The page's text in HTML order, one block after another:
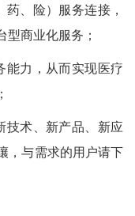
、险）服务连接，
商业化服务；
能力，从而实现医疗
技术、新产品、新应
，与需求的用户请下